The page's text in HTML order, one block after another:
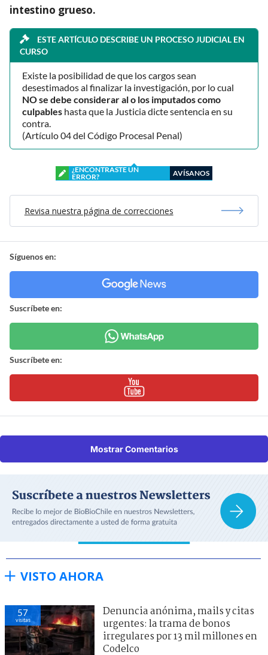
intestino grueso.
ESTE ARTÍCULO DESCRIBE UN PROCESO JUDICIAL EN
CURSO
Existe la posibilidad de que los cargos sean
desestimados al finalizar la investigación, por lo cual
NO se debe considerar al o los imputados como
culpables hasta que la Justicia dicte sentencia en su
contra.
(Artículo 04 del Código Procesal Penal)
¿ENCONTRASTE UN
ERROR?
AVÍSANOS
Revisa nuestra página de correcciones
Síguenos en:
Suscríbete en:
Suscríbete en:
Mostrar Comentarios
VISTO AHORA
57
visitas
Denuncia anónima, mails y citas
urgentes: la trama de bonos
irregulares por 13 mil millones en
Codelco